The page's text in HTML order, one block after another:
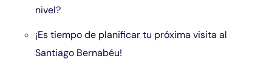
nivel?
¡Es tiempo de planificar tu próxima visita al
Santiago Bernabéu!